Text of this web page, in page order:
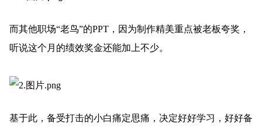
而其他职场“老鸟”的PPT，因为制作精美重点被老板夸奖，
听说这个月的绩效奖金还能加上不少。
基于此，备受打击的小白痛定思痛，决定好好学习，好好备